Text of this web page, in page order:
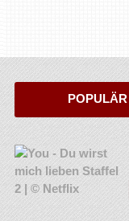
POPULÄR